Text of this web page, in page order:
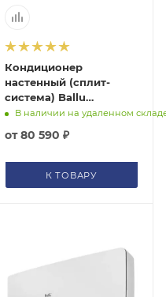
Кондиционер
настенный (сплит-
система) Ballu
Platinum City BSEP-
В наличии на удаленном
от80 590 ₽
К ТОВАРУ